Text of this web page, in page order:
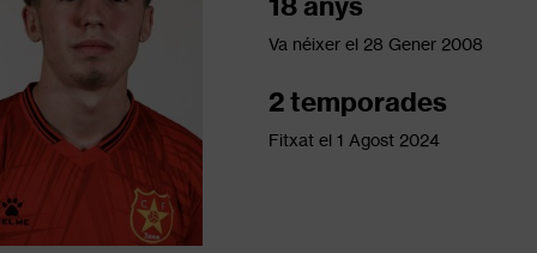
Va néixer el 28 Gener 2008
2 temporades
Fitxat el 1 Agost 2024